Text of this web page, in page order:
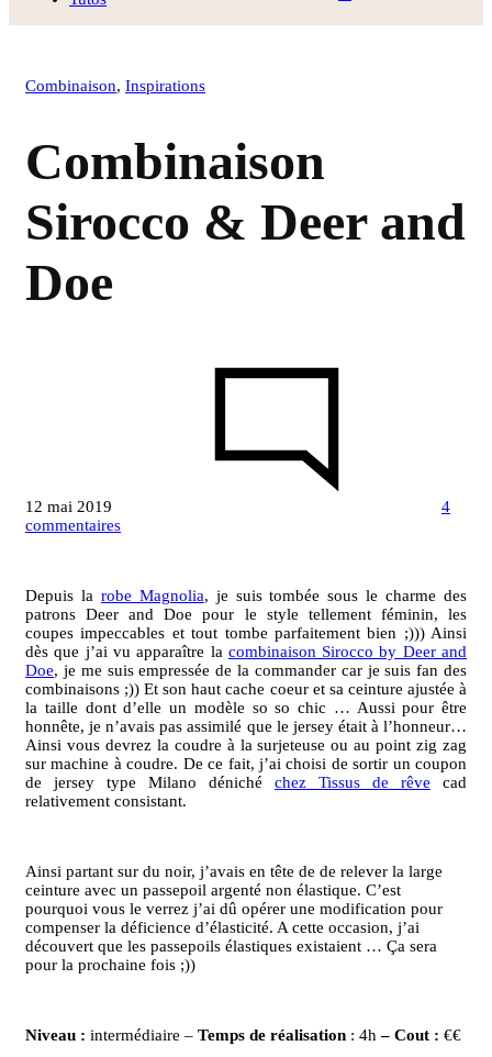
Combinaison, Inspirations
Combinaison
Sirocco & Deer and
Doe
12 mai 2019
4
commentairessur
Deer
and
Doe
Depuis la robe Magnolia, je suis tombée sous le charme des
patrons Deer and Doe pour le style tellement féminin, les
coupes impeccables et tout tombe parfaitement bien ;))) Ainsi
dès que j’ai vu apparaître la combinaison Sirocco by Deer and
Doe, je me suis empressée de la commander car je suis fan des
combinaisons ;)) Et son haut cache coeur et sa ceinture ajustée à
la taille dont d’elle un modèle so so chic … Aussi pour être
honnête, je n’avais pas assimilé que le jersey était à l’honneur…
Ainsi vous devrez la coudre à la surjeteuse ou au point zig zag
sur machine à coudre. De ce fait, j’ai choisi de sortir un coupon
de jersey type Milano déniché chez Tissus de rêve cad
relativement consistant.
Ainsi partant sur du noir, j’avais en tête de de relever la large
ceinture avec un passepoil argenté non élastique. C’est
pourquoi vous le verrez j’ai dû opérer une modification pour
compenser la déficience d’élasticité. A cette occasion, j’ai
découvert que les passepoils élastiques existaient … Ça sera
pour la prochaine fois ;))
Niveau : intermédiaire – Temps de réalisation : 4h– Cout : €€